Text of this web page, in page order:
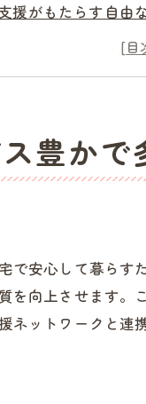
援がもたらす自由
野市の介護サービス
に合わせたカスタ
サービスを選ぶ際の
型の介護泉佐野市で
ニーズに応えるケ
市の行政と住民の
有の介護ニーズへ
豊か
で安心して暮ら
を向上させます
ットワークと連